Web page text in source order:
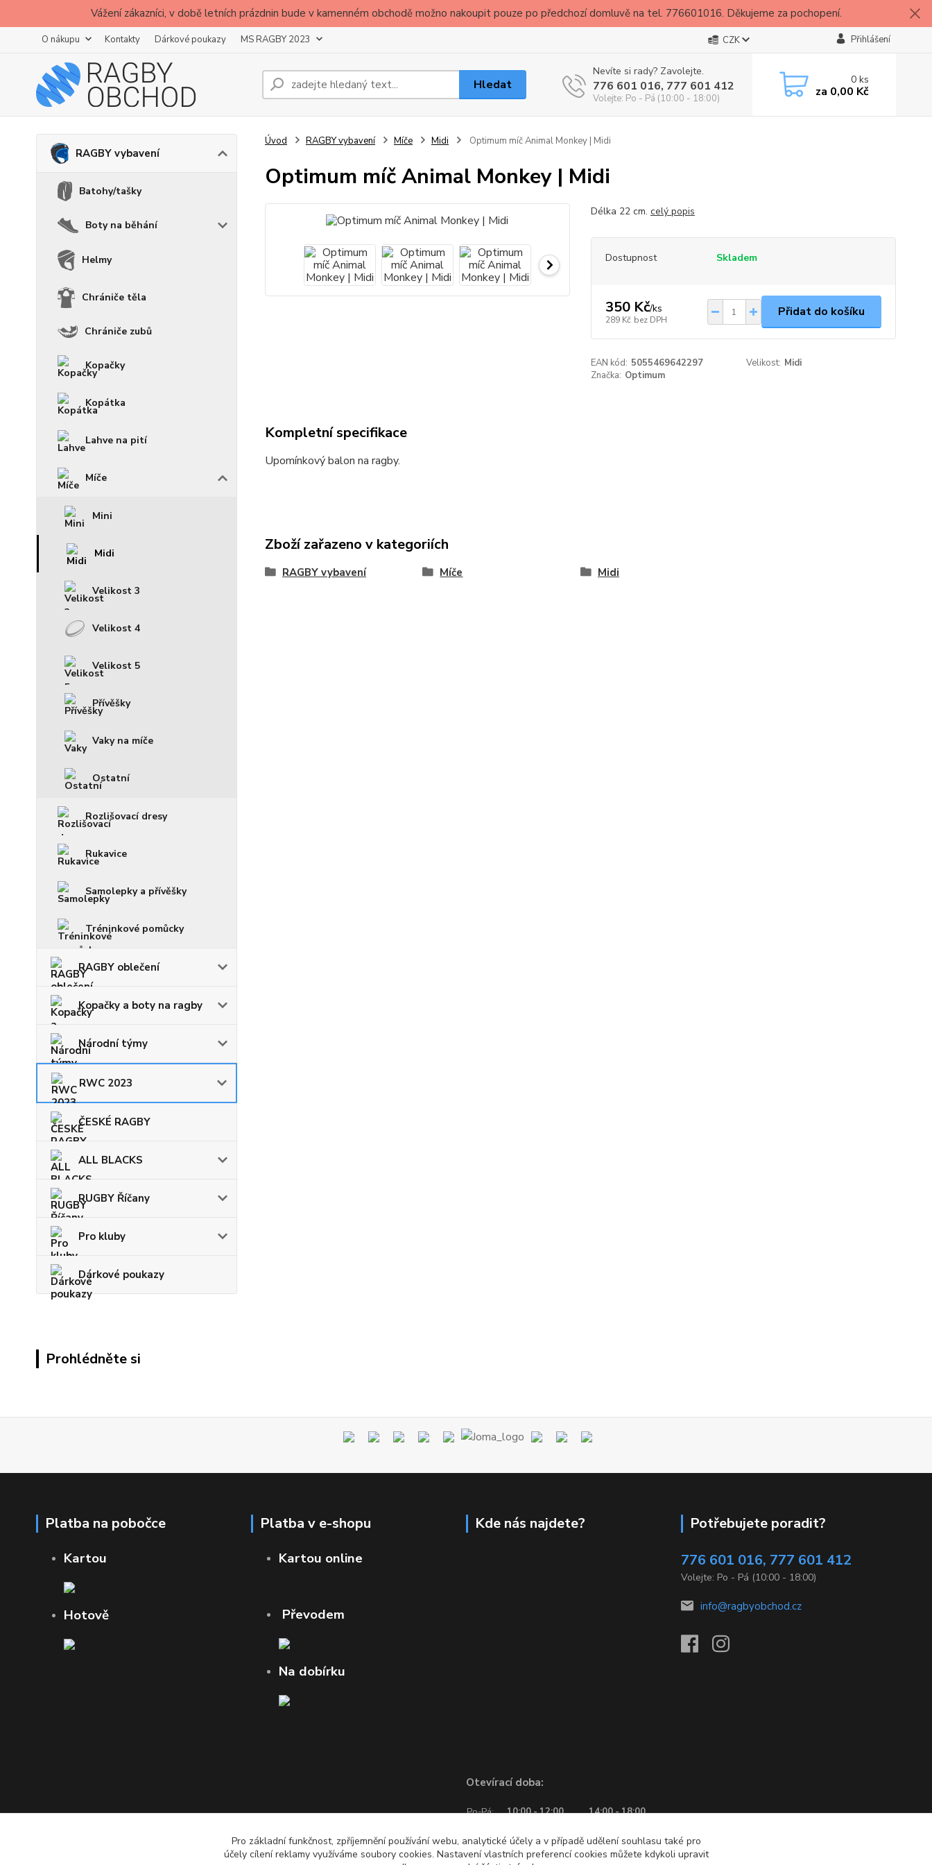
Vážení zákazníci, v době letních prázdnin bude v kamenném obchodě možno nakoupit pouze po předchozí domluvě na tel. 776601016. Děkujeme za pochopení.
O nákupu Kontakty Dárkové poukazy MS RAGBY 2023 CZK Přihlášení
Hledat
Nevíte si rady? Zavolejte.
776 601 016, 777 601 412
Volejte: Po - Pá (10:00 - 18:00)
0ks
za 0,00 Kč
RAGBY vybavení
Batohy/tašky
Boty na běhání
Helmy
Chrániče těla
Chrániče zubů
Kopačky
Kopátka
Lahve na pití
Míče
Mini
Midi
Velikost 3
Velikost 4
Velikost 5
Přívěšky
Vaky na míče
Ostatní
Rozlišovací dresy
Rukavice
Samolepky a přívěšky
Tréninkové pomůcky
RAGBY oblečení
Kopačky a boty na ragby
Národní týmy
RWC 2023
ČESKÉ RAGBY
ALL BLACKS
RUGBY Říčany
Pro kluby
Dárkové poukazy
Prohlédněte si
Úvod RAGBY vybavení Míče Midi Optimum míč Animal Monkey | Midi
Optimum míč Animal Monkey | Midi
Délka 22 cm. celý popis
Dostupnost Skladem
350 Kč/ks
289 Kč bez DPH
Přidat do košíku
EAN kód: 5055469642297 Velikost: Midi
Značka: Optimum
Kompletní specifikace
Upomínkový balon na ragby.
Zboží zařazeno v kategoriích
RAGBY vybavení Míče Midi
Platba na pobočce
Kartou
Hotově
Platba v e-shopu
Kartou online
Převodem
Na dobírku
Kde nás najdete?
Otevírací doba:
Po-Pá: 10:00 - 12:00
14:00 - 18:00
Potřebujete poradit?
776 601 016, 777 601 412
Volejte: Po - Pá (10:00 - 18:00)
info@ragbyobchod.cz
Pro základní funkčnost, zpříjemnění používání webu, analytické účely a v případě udělení souhlasu také pro
účely cílení reklamy využíváme soubory cookies. Nastavení vlastních preferencí cookies můžete kdykoli upravit